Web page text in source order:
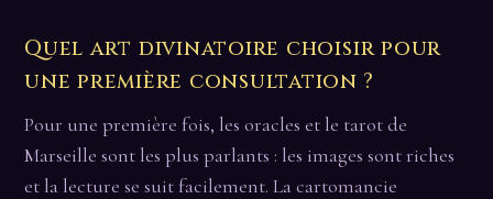
Quel art divinatoire choisir pour
une première consultation ?
Pour une première fois, les oracles et le tarot de
Marseille sont les plus parlants : les images sont riches
et la lecture se suit facilement. La cartomancie